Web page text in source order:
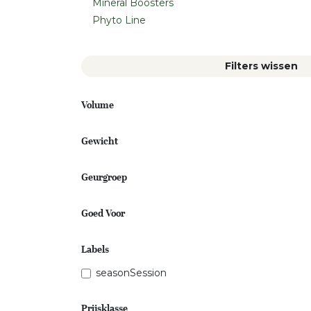
Mineral Boosters
Phyto Line
Filters wissen
Volume
Gewicht
Geurgroep
Goed Voor
Labels
seasonSession